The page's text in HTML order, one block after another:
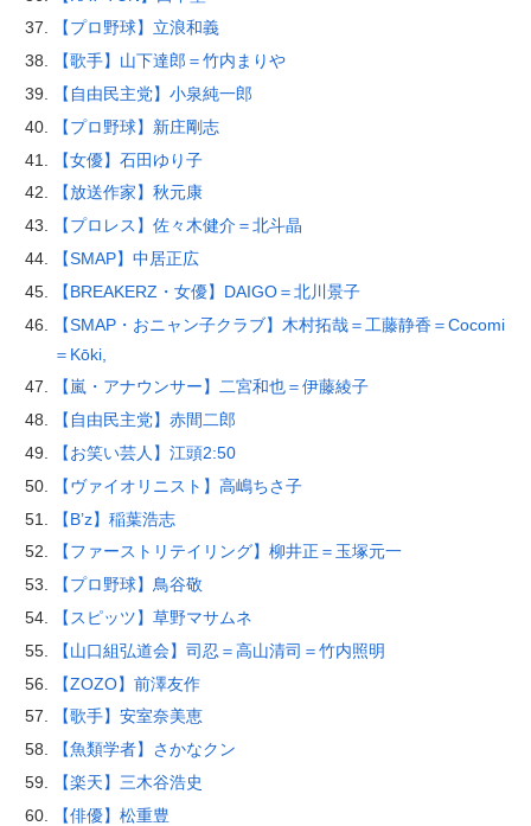
【プロ野球】立浪和義
【歌手】山下達郎＝竹内まりや
【自由民主党】小泉純一郎
【プロ野球】新庄剛志
【女優】石田ゆり子
【放送作家】秋元康
【プロレス】佐々木健介＝北斗晶
【SMAP】中居正広
【BREAKERZ・女優】DAIGO＝北川景子
【SMAP・おニャン子クラブ】木村拓哉＝工藤静香＝Cocomi
＝Kōki,
【嵐・アナウンサー】二宮和也＝伊藤綾子
【自由民主党】赤間二郎
【お笑い芸人】江頭2:50
【ヴァイオリニスト】高嶋ちさ子
【B’z】稲葉浩志
【ファーストリテイリング】柳井正＝玉塚元一
【プロ野球】鳥谷敬
【スピッツ】草野マサムネ
【山口組弘道会】司忍＝高山清司＝竹内照明
【ZOZO】前澤友作
【歌手】安室奈美恵
【魚類学者】さかなクン
【楽天】三木谷浩史
【俳優】松重豊